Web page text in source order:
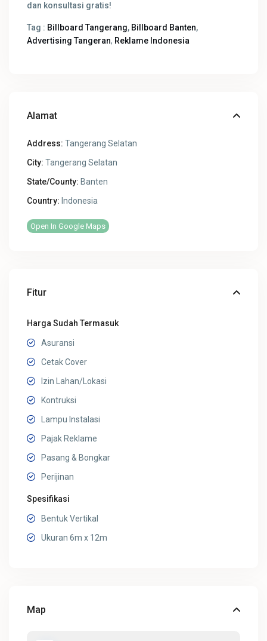
dan konsultasi gratis!
Tag : Billboard Tangerang, Billboard Banten,
Advertising Tangeran, Reklame Indonesia
Alamat
Address: Tangerang Selatan
City: Tangerang Selatan
State/County: Banten
Country: Indonesia
Open In Google Maps
Fitur
Harga Sudah Termasuk
Asuransi
Cetak Cover
Izin Lahan/Lokasi
Kontruksi
Lampu Instalasi
Pajak Reklame
Pasang & Bongkar
Perijinan
Spesifikasi
Bentuk Vertikal
Ukuran 6m x 12m
Map